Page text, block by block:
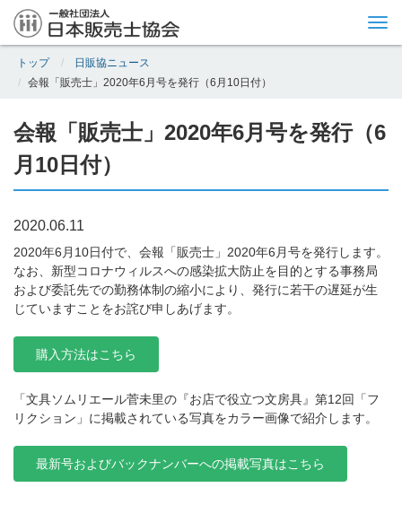
トップ
日販協ニュース
会報「販売士」2020年6月号を発行（6月10日付）
会報「販売士」2020年6月号を発行（6
月10日付）
2020.06.11
2020年6月10日付で、会報「販売士」2020年6月号を発行します。
なお、新型コロナウィルスへの感染拡大防止を目的とする事務局
および委託先での勤務体制の縮小により、発行に若干の遅延が生
じていますことをお詫び申しあげます。
購入方法はこちら
「文具ソムリエール菅未里の『お店で役立つ文房具』第12回「フ
リクション」に掲載されている写真をカラー画像で紹介します。
最新号およびバックナンバーへの掲載写真はこちら